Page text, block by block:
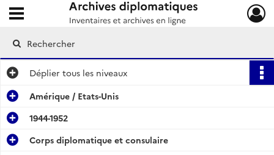
Archives diplomatiques
Ouvrir le menu déroulant
Déplier tous les niveaux
Amérique / Etats-Unis
1944-1952
Corps diplomatique et consulaire